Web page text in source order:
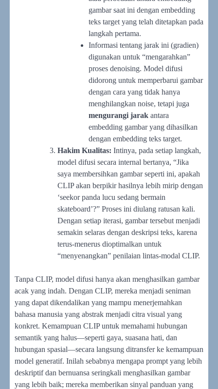
gambar saat ini dengan embedding
teks target yang telah ditetapkan pada
langkah pertama.
Informasi tentang jarak ini (gradien)
digunakan untuk “mengarahkan”
proses denoising. Model difusi
didorong untuk memperbarui gambar
dengan cara yang tidak hanya
menghilangkan noise, tetapi juga
mengurangi jarak antara
embedding gambar yang dihasilkan
dengan embedding teks target.
Hakim Kualitas: Intinya, pada setiap langkah,
model difusi secara internal bertanya, “Jika
saya membersihkan gambar seperti ini, apakah
CLIP akan berpikir hasilnya lebih mirip dengan
‘seekor panda lucu sedang bermain
skateboard’?” Proses ini diulang ratusan kali.
Dengan setiap iterasi, gambar tersebut menjadi
semakin selaras dengan deskripsi teks, karena
terus-menerus dioptimalkan untuk
“menyenangkan” penilaian lintas-modal CLIP.
Tanpa CLIP, model difusi hanya akan menghasilkan gambar
acak yang indah. Dengan CLIP, mereka menjadi seniman
yang dapat dikendalikan yang mampu menerjemahkan
bahasa manusia yang abstrak menjadi citra visual yang
konkret. Kemampuan CLIP untuk memahami hubungan
semantik yang halus—seperti gaya, suasana hati, dan
hubungan spasial—secara langsung ditransfer ke kemampuan
model generatif. Inilah sebabnya mengapa prompt yang lebih
deskriptif dan bernuansa seringkali menghasilkan gambar
yang lebih baik; mereka memberikan sinyal panduan yang